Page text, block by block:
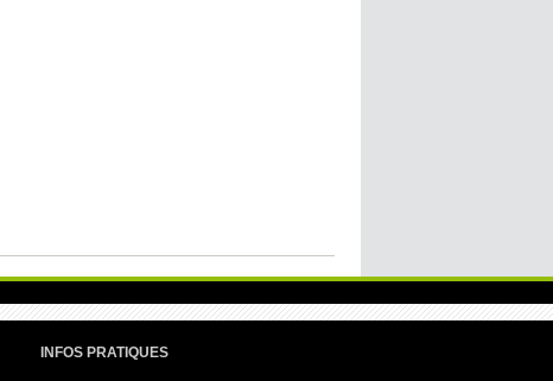
INFOS PRATIQUES